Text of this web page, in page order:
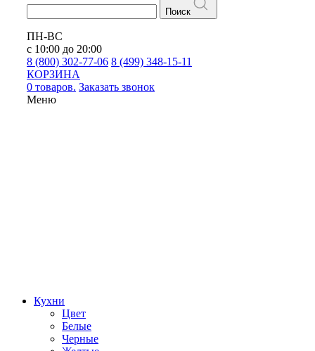
Поиск
ПН-ВС
с 10:00 до 20:00
8 (800) 302-77-06 8 (499) 348-15-11
КОРЗИНА
0 товаров. Заказать звонок
Меню
Кухни
Цвет
Белые
Черные